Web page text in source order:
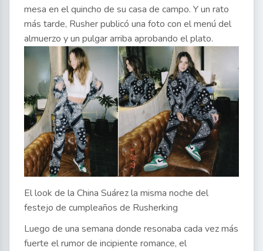
mesa en el quincho de su casa de campo. Y un rato
más tarde, Rusher publicó una foto con el menú del
almuerzo y un pulgar arriba aprobando el plato.
El look de la China Suárez la misma noche del
festejo de cumpleaños de Rusherking
Luego de una semana donde resonaba cada vez más
fuerte el rumor de incipiente romance, el